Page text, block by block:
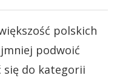
polskich
podwoić
się do kategorii